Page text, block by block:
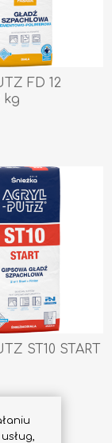
FD 12
kg
ST10 START